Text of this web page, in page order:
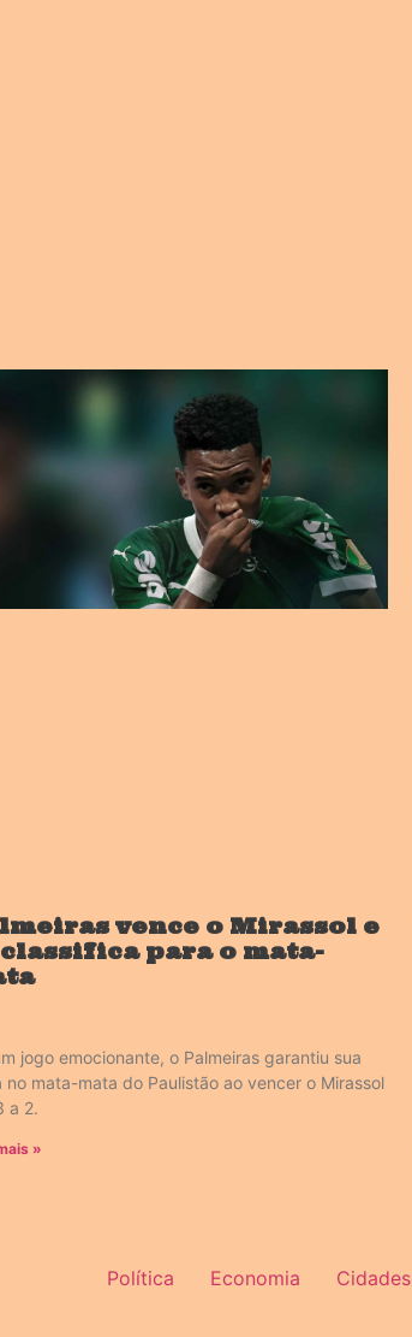
vence o Mirassol e
classifica para o mata-
jogo emocionante, o Palmeiras garantiu sua
no mata-mata do Paulistão ao vencer o Mirassol
a 2.
»
Política Economia Cidades